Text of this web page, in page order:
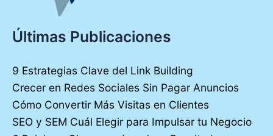
Últimas Publicaciones
9 Estrategias Clave del Link Building
Crecer en Redes Sociales Sin Pagar Anuncios
Cómo Convertir Más Visitas en Clientes
SEO y SEM Cuál Elegir para Impulsar tu Negocio